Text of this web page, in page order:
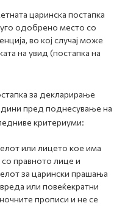
царинска постапка
одобрено место со
во кој случај може
на увид (постапка на
за декларирање
пред поднесување на
критериуми:
или лицето кое има
правното лице и
за царински прашања
или повеќекратни
прописи и не се